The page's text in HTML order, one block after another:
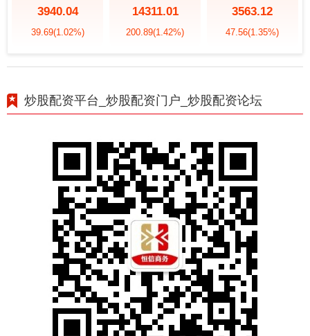
3940.04
39.69(1.02%)
14311.01
200.89(1.42%)
3563.12
47.56(1.35%)
炒股配资平台_炒股配资门户_炒股配资论坛